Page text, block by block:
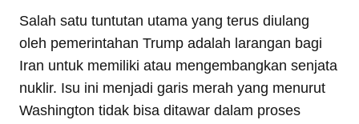
Salah satu tuntutan utama yang terus diulang
oleh pemerintahan Trump adalah larangan bagi
Iran untuk memiliki atau mengembangkan senjata
nuklir. Isu ini menjadi garis merah yang menurut
Washington tidak bisa ditawar dalam proses